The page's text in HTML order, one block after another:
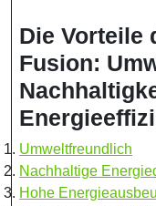
Die Vorteile
Fusion:
Umweltfreundlich
Nachhaltige
Hohe